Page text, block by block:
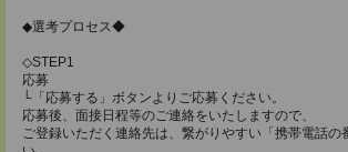
◆選考プロセス◆
◇STEP1
応募
└「応募する」ボタンよりご応募ください。
応募後、面接日程等のご連絡をいたしますので、
ご登録いただく連絡先は、繋がりやすい「携帯電話の